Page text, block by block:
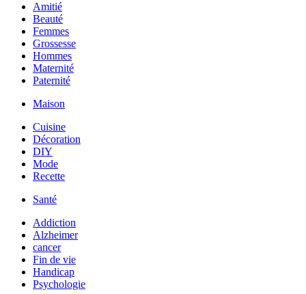
Amitié
Beauté
Femmes
Grossesse
Hommes
Maternité
Paternité
Maison
Cuisine
Décoration
DIY
Mode
Recette
Santé
Addiction
Alzheimer
cancer
Fin de vie
Handicap
Psychologie